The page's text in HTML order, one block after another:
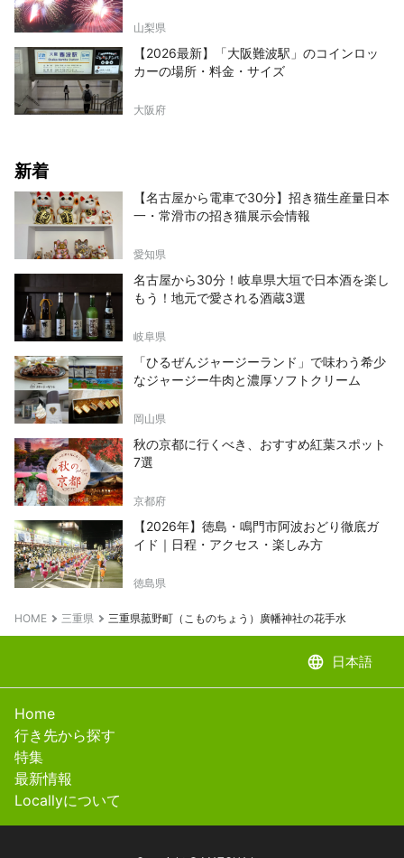
山梨県
【2026最新】「大阪難波駅」のコインロッ
カーの場所・料金・サイズ
大阪府
新着
【名古屋から電車で30分】招き猫生産量日本
一・常滑市の招き猫展示会情報
愛知県
名古屋から30分！岐阜県大垣で日本酒を楽し
もう！地元で愛される酒蔵3選
岐阜県
「ひるぜんジャージーランド」で味わう希少
なジャージー牛肉と濃厚ソフトクリーム
岡山県
秋の京都に行くべき、おすすめ紅葉スポット
7選
京都府
【2026年】徳島・鳴門市阿波おどり徹底ガ
イド｜日程・アクセス・楽しみ方
徳島県
HOME 三重県 三重県菰野町（こものちょう）廣幡神社の花手水
language 日本語
Home
行き先から探す
特集
最新情報
Locallyについて